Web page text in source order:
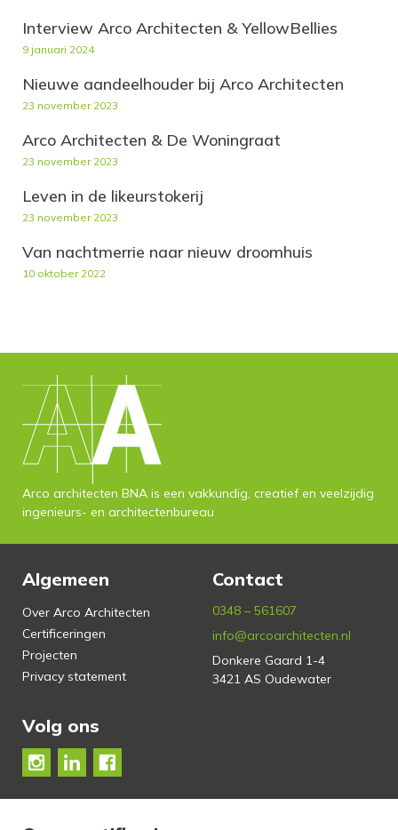
Interview Arco Architecten & YellowBellies
9 januari 2024
Nieuwe aandeelhouder bij Arco Architecten
23 november 2023
Arco Architecten & De Woningraat
23 november 2023
Leven in de likeurstokerij
23 november 2023
Van nachtmerrie naar nieuw droomhuis
10 oktober 2022
Arco architecten BNA is een vakkundig, creatief en veelzijdig
ingenieurs- en architectenbureau
Algemeen
Over Arco Architecten
Certificeringen
Projecten
Privacy statement
Contact
0348 – 561607
info@arcoarchitecten.nl
Donkere Gaard 1-4
3421 AS Oudewater
Volg ons